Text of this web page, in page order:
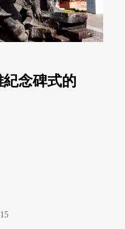
念碑式的